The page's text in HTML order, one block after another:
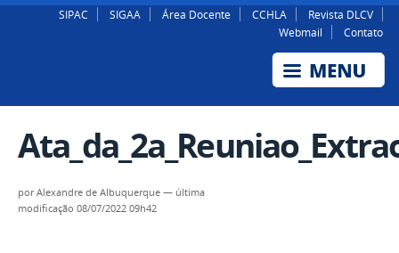
SIPAC SIGAA Área Docente CCHLA
Revista DLCV
Webmail
Contato
porAlexandre de Albuquerque — última
modificação 08/07/2022 09h42